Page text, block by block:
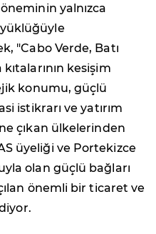
yalnızca
"Cabo Verde, Batı
kesişim
konumu, güçlü
istikrarı ve yatırım
çıkan ülkelerinden
üyeliği ve Portekizce
olan güçlü bağları
önemli bir ticaret ve